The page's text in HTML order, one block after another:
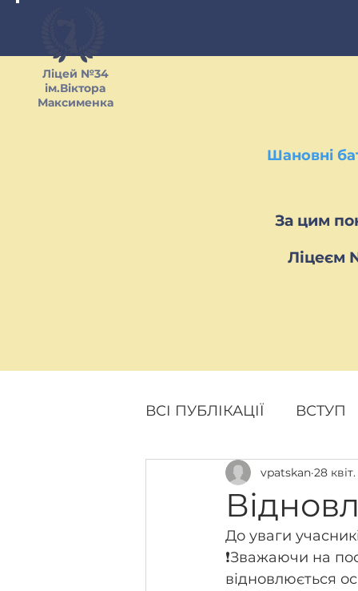
Ліцей №34
ім.Віктора
Максименка
Шановні
За цим
Ліцеєм
ВСІ ПУБЛІКАЦІЇ ВСТУП
ПРОЕКТНІ
vpatskan 28
До уваги
❗Зважаючи на
відновлюється